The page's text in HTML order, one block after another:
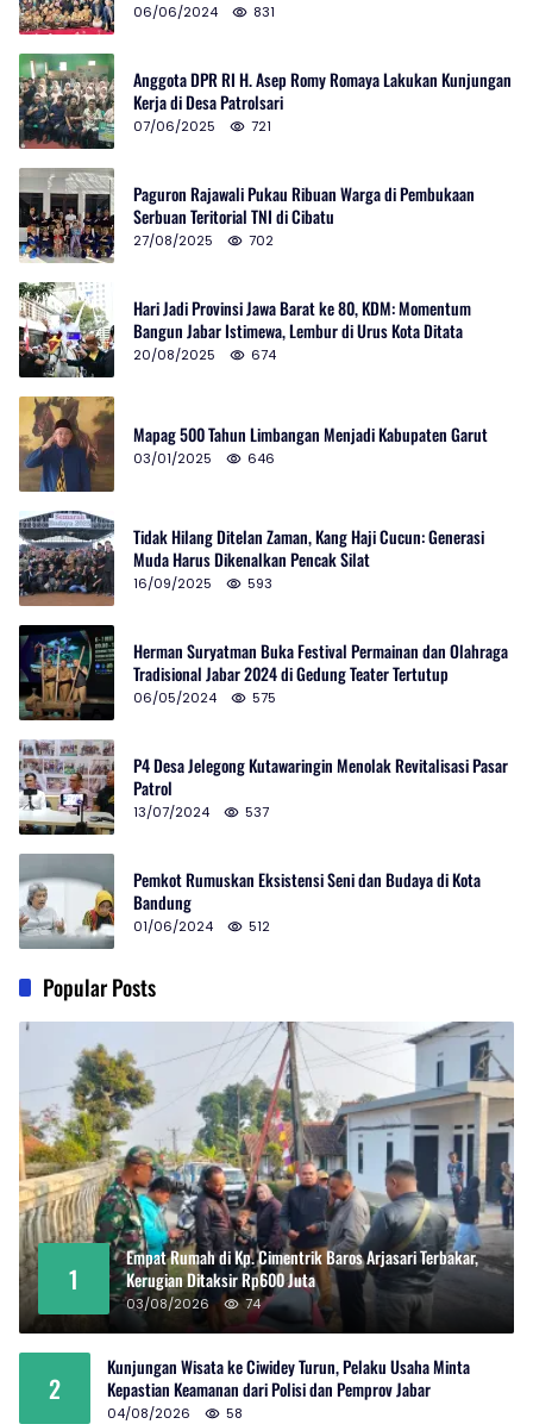
06/06/2024 831
Anggota DPR RI H. Asep Romy Romaya Lakukan Kunjungan
Kerja di Desa Patrolsari
07/06/2025 721
Paguron Rajawali Pukau Ribuan Warga di Pembukaan
Serbuan Teritorial TNI di Cibatu
27/08/2025 702
Hari Jadi Provinsi Jawa Barat ke 80, KDM: Momentum
Bangun Jabar Istimewa, Lembur di Urus Kota Ditata
20/08/2025 674
Mapag 500 Tahun Limbangan Menjadi Kabupaten Garut
03/01/2025 646
Tidak Hilang Ditelan Zaman, Kang Haji Cucun: Generasi
Muda Harus Dikenalkan Pencak Silat
16/09/2025 593
Herman Suryatman Buka Festival Permainan dan Olahraga
Tradisional Jabar 2024 di Gedung Teater Tertutup
06/05/2024 575
P4 Desa Jelegong Kutawaringin Menolak Revitalisasi Pasar
Patrol
13/07/2024 537
Pemkot Rumuskan Eksistensi Seni dan Budaya di Kota
Bandung
01/06/2024 512
Popular Posts
1
Empat Rumah di Kp. Cimentrik Baros Arjasari Terbakar,
Kerugian Ditaksir Rp600 Juta
03/08/2026 74
2
Kunjungan Wisata ke Ciwidey Turun, Pelaku Usaha Minta
Kepastian Keamanan dari Polisi dan Pemprov Jabar
04/08/2026 58